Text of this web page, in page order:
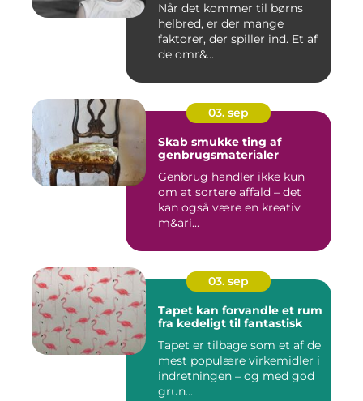
Når det kommer til børns
helbred, er der mange
faktorer, der spiller ind. Et af
de omr&...
03. sep
Skab smukke ting af
genbrugsmaterialer
Genbrug handler ikke kun
om at sortere affald – det
kan også være en kreativ
m&ari...
03. sep
Tapet kan forvandle et rum
fra kedeligt til fantastisk
Tapet er tilbage som et af de
mest populære virkemidler i
indretningen – og med god
grun...